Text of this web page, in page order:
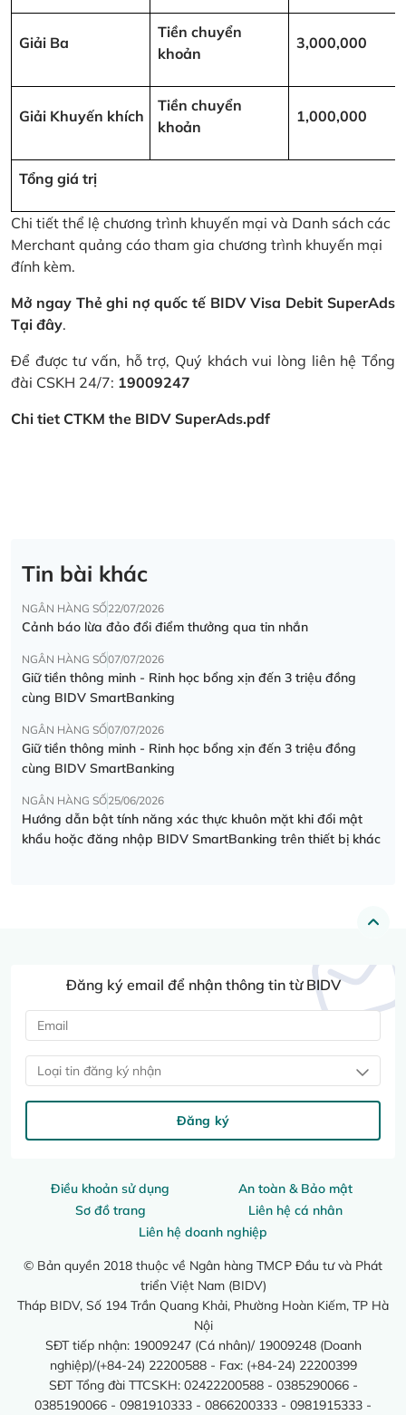
Giải Ba
Tiền chuyển
khoản
3,000,000
Giải Khuyến khích
Tiền chuyển
khoản
1,000,000
Tổng giá trị
Chi tiết thể lệ chương trình khuyến mại và Danh sách các
Merchant quảng cáo tham gia chương trình khuyến mại
đính kèm.
Mở ngay Thẻ ghi nợ quốc tế BIDV Visa Debit SuperAds
Tại đây.
Để được tư vấn, hỗ trợ, Quý khách vui lòng liên hệ Tổng
đài CSKH 24/7: 19009247
Chi tiet CTKM the BIDV SuperAds.pdf
Tin bài khác
NGÂN HÀNG SỐ22/07/2026
Cảnh báo lừa đảo đổi điểm thưởng qua tin nhắn
NGÂN HÀNG SỐ07/07/2026
Giữ tiền thông minh - Rinh học bổng xịn đến 3 triệu đồng
cùng BIDV SmartBanking
NGÂN HÀNG SỐ07/07/2026
Giữ tiền thông minh - Rinh học bổng xịn đến 3 triệu đồng
cùng BIDV SmartBanking
NGÂN HÀNG SỐ25/06/2026
Hướng dẫn bật tính năng xác thực khuôn mặt khi đổi mật
khẩu hoặc đăng nhập BIDV SmartBanking trên thiết bị khác
Điều khoản sử dụng
An toàn & Bảo mật
Sơ đồ trang
Liên hệ cá nhân
Liên hệ doanh nghiệp
© Bản quyền 2018 thuộc về Ngân hàng TMCP Đầu tư và Phát
triển Việt Nam (BIDV)
Tháp BIDV, Số 194 Trần Quang Khải, Phường Hoàn Kiếm, TP Hà
Nội
SĐT tiếp nhận: 19009247 (Cá nhân)/ 19009248 (Doanh
nghiệp)/(+84-24) 22200588 - Fax: (+84-24) 22200399
SĐT Tổng đài TTCSKH: 02422200588 - 0385290066 -
0385190066 - 0981910333 - 0866200333 - 0981915333 -
Đăng ký email để nhận thông tin từ BIDV
Loại tin đăng ký nhận
Đăng ký